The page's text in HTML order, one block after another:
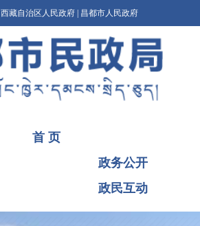
西藏自治区人民政府 昌都市人民政府
首 页
政务公开
政民互动